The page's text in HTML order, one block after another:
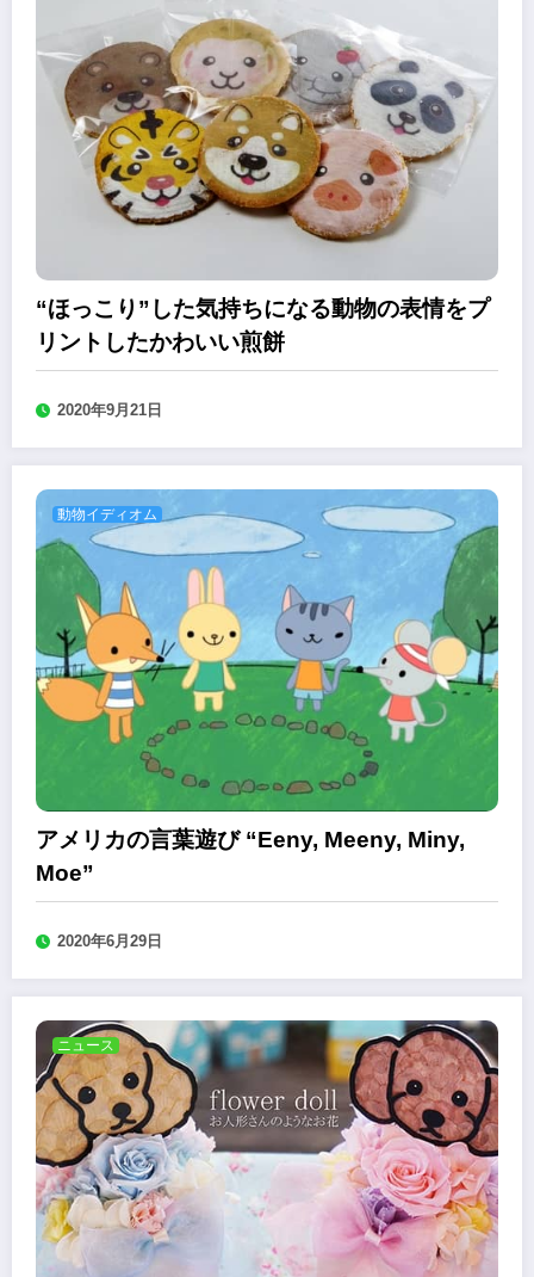
“ほっこり”した気持ちになる動物の表情をプ
リントしたかわいい煎餅
2020年9月21日
動物イディオム
アメリカの言葉遊び “Eeny, Meeny, Miny,
Moe”
2020年6月29日
ニュース